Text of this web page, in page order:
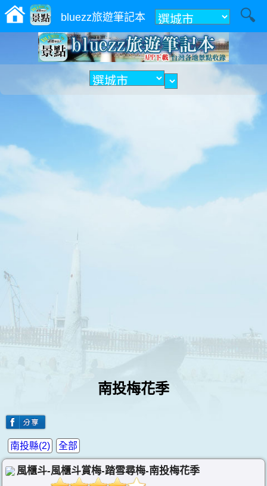
bluezz旅遊筆記本 附近
南投梅花季
全部
南投縣(2)
風櫃斗-風櫃斗賞梅-踏雪尋梅-南投梅花季